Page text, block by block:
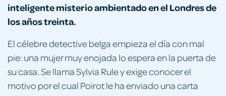
inteligente misterio ambientado en el Londres de
los años treinta.
El célebre detective belga empieza el día con mal
pie: una mujer muy enojada lo espera en la puerta de
su casa. Se llama Sylvia Rule y exige conocer el
motivo por el cual Poirot le ha enviado una carta